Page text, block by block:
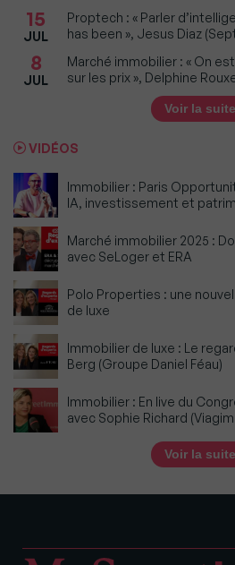
15
JUL
Proptech : « Parler
has been », Jesus Diaz
8
JUL
Marché immobilier : « On
sur les prix », Delphine
Voir la suite
VIDÉOS
Immobilier : Paris
IA, investissement et
Marché immobilier 2025 :
avec SeLoger et ERA
Polo Properties : une
de luxe
Immobilier de luxe : Le
Berg (Groupe Daniel Féau)
Immobilier : En live du
avec Sophie Richard
Voir la suite